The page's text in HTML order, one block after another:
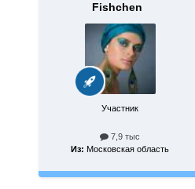
Fishchen
Участник
7,9 тыс
Из: Московская область